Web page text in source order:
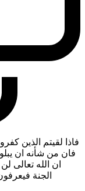
فاذا لقيتم الذين
فان من شأنه ان
ان الله تعالى
الجنة